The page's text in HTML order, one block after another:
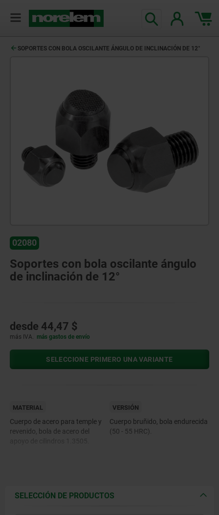
SOPORTES CON BOLA OSCILANTE ÁNGULO DE INCLINACIÓN DE 12°
02080
Soportes con bola oscilante ángulo
de inclinación de 12°
desde 44,47 $
más IVA. más gastos de envío
SELECCIONE PRIMERO UNA VARIANTE
MATERIAL
Cuerpo de acero para temple y
revenido, bola de acero del
VERSIÓN
Cuerpo bruñido, bola endurecida
(50 - 55 HRC).
SELECCIÓN DE PRODUCTOS